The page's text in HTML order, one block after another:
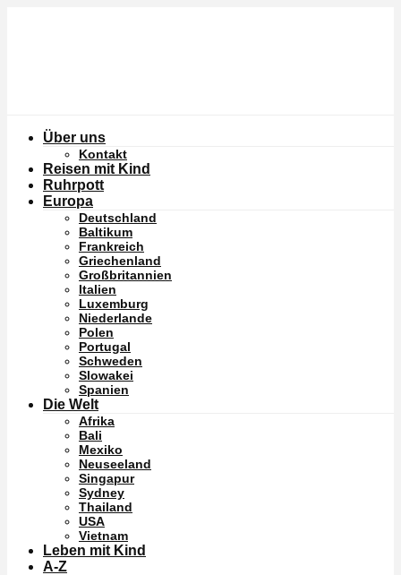
Über uns
Kontakt
Reisen mit Kind
Ruhrpott
Europa
Deutschland
Baltikum
Frankreich
Griechenland
Großbritannien
Italien
Luxemburg
Niederlande
Polen
Portugal
Schweden
Slowakei
Spanien
Die Welt
Afrika
Bali
Mexiko
Neuseeland
Singapur
Sydney
Thailand
USA
Vietnam
Leben mit Kind
A-Z